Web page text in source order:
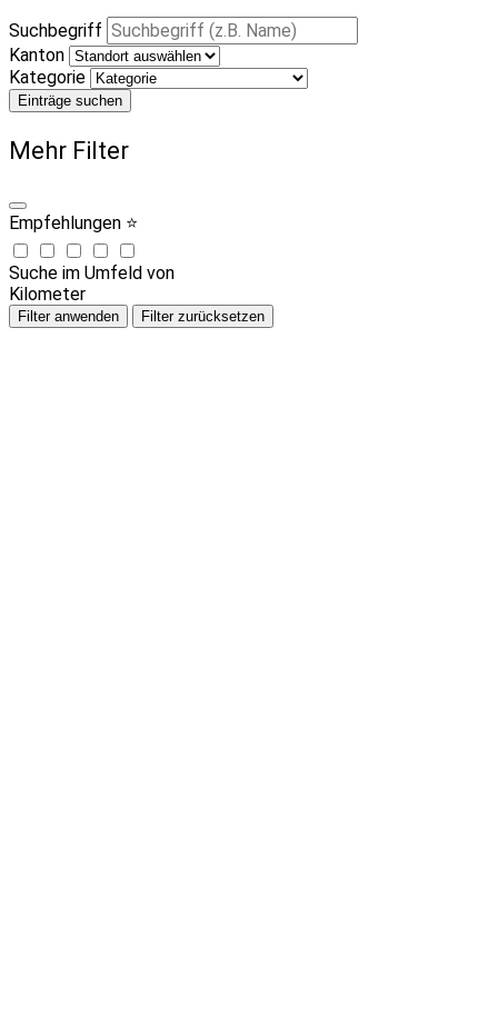
Suchbegriff
Kanton
Kategorie
Einträge suchen
Mehr Filter
Empfehlungen ⭐
Suche im Umfeld von
Kilometer
Filter anwenden Filter zurücksetzen